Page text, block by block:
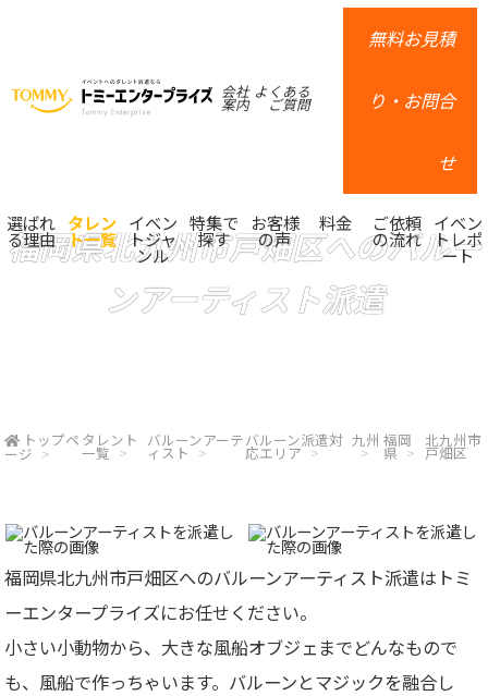
会社
案内
よくある
ご質問
無料お見積
り・お問合
せ
選ばれ
る理由
タレン
ト一覧
イベン
トジャ
ンル
特集で
探す
お客様
の声
料金 ご依頼
の流れ
イベン
トレポ
ート
福岡県北九州市戸畑区へのバルー
ンアーティスト派遣
トップペ
ージ
タレント
一覧
バルーンアーテ
ィスト
バルーン派遣対
応エリア
九州 福岡
県
北九州市
戸畑区
福岡県北九州市戸畑区へのバルーンアーティスト派遣はトミ
ーエンタープライズにお任せください。
小さい小動物から、大きな風船オブジェまでどんなもので
も、風船で作っちゃいます。バルーンとマジックを融合し